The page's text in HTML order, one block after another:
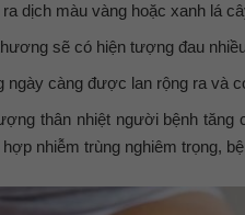
dịch màu vàng hoặc xanh lá
sẽ có hiện tượng đau
càng được lan rộng ra và
thân nhiệt người bệnh
nhiễm trùng nghiêm trọng,